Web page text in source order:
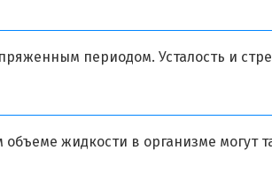
периодом. Усталость и
жидкости в организме могут